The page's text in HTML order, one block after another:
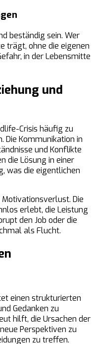
beständig sein. Wer
trägt, ohne die eigenen
in der Lebensmitte
und
Crisis häufig zu
Die Kommunikation in
und Konflikte
die Lösung in einer
was die eigentlichen
Die
erlebt, die Leistung
den Job oder die
als Flucht.
einen strukturierten
Gedanken zu
hilft, die Ursachen der
Perspektiven zu
zu treffen.